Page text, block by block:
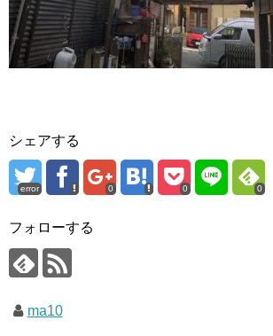
シェアする
error 0 0 0
フォローする
ma10